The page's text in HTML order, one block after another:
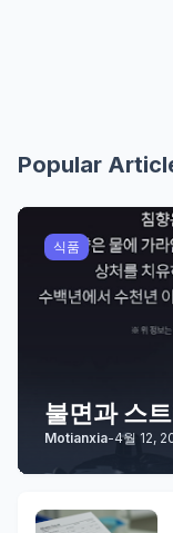
Popular
식품
불면과 스
Motianxia-4월 12,